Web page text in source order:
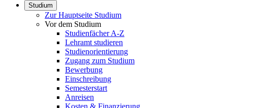
Studium
Zur Hauptseite Studium
Vor dem Studium
Studienfächer A-Z
Lehramt studieren
Studienorientierung
Zugang zum Studium
Bewerbung
Einschreibung
Semesterstart
Anreisen
Kosten & Finanzierung